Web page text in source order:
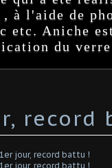
à l'aide de
etc. Aniche
du
record